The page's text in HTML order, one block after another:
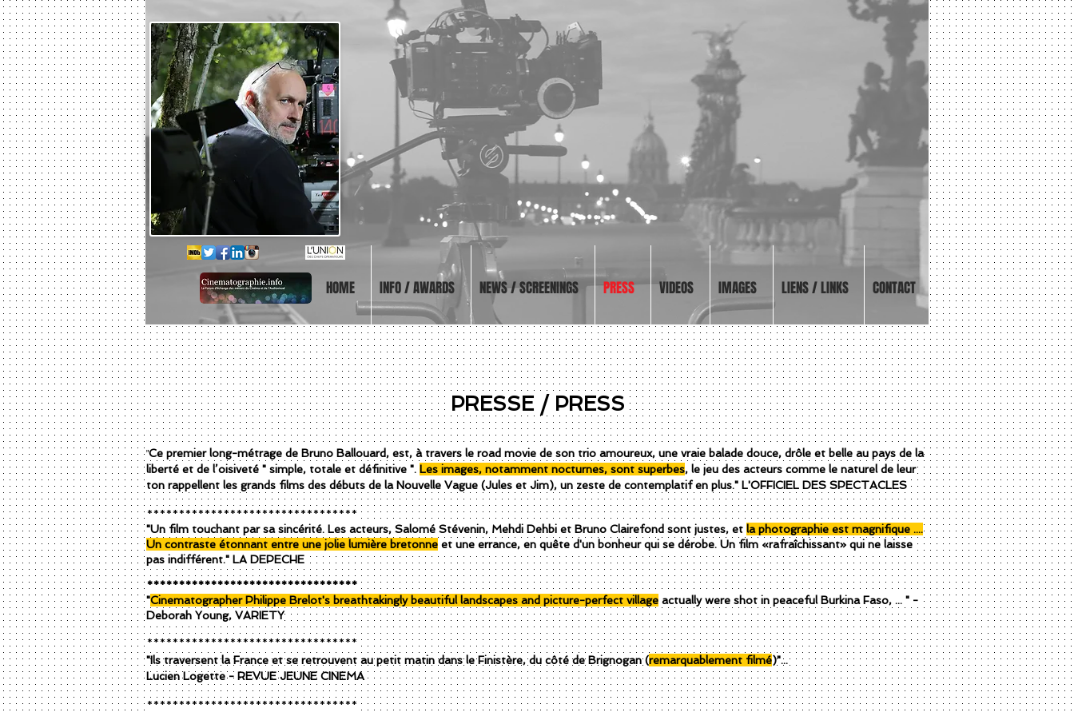
HOME INFO / AWARDS NEWS / SCREENINGS PRESS VIDEOS IMAGES LIENS / LINKS CONTACT
Philippe BRELOT
Directeur de la Photographie / Chef Opérateur
Cinematographer / D.O.P
PRESSE / PRESS
"Ce premier long-métrage de Bruno Ballouard, est, à travers le road movie de son trio amoureux, une vraie balade douce, drôle et belle au pays de la
liberté et de l’oisiveté " simple, totale et définitive ". Les images, notamment nocturnes, sont superbes, le jeu des acteurs comme le naturel de leur
ton rappellent les grands films des débuts de la Nouvelle Vague (Jules et Jim), un zeste de contemplatif en plus." L'OFFICIEL DES SPECTACLES
*********************************
"Un film touchant par sa sincérité. Les acteurs, Salomé Stévenin, Mehdi Dehbi et Bruno Clairefond sont justes, et la photographie est magnifique ....
Un contraste étonnant entre une jolie lumière bretonne et une errance, en quête d'un bonheur qui se dérobe. Un film «rafraîchissant» qui ne laisse
pas indifférent." LA DEPECHE
*********************************
"Cinematographer Philippe Brelot's breathtakingly beautiful landscapes and picture-perfect village actually were shot in peaceful Burkina Faso, ... " -
Deborah Young, VARIETY​
*********************************
"Ils traversent la France et se retrouvent au petit matin dans le Finistère, du côté de Brignogan (remarquablement filmé)"...
Lucien Logette - REVUE JEUNE CINEMA
*********************************